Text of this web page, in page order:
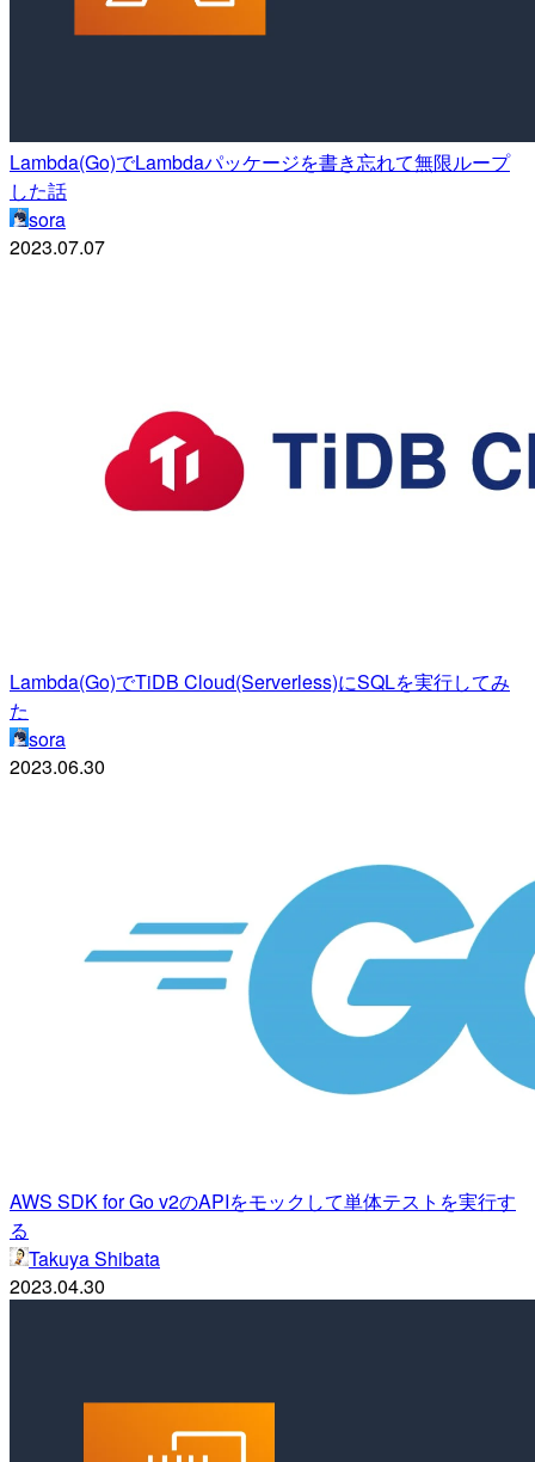
Lambda(Go)でLambdaパッケージを書き忘れて無限ループ
した話
sora
2023.07.07
Lambda(Go)でTiDB Cloud(Serverless)にSQLを実行してみ
た
sora
2023.06.30
AWS SDK for Go v2のAPIをモックして単体テストを実行す
る
Takuya Shibata
2023.04.30